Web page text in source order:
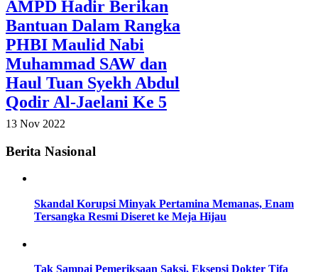
AMPD Hadir Berikan
Bantuan Dalam Rangka
PHBI Maulid Nabi
Muhammad SAW dan
Haul Tuan Syekh Abdul
Qodir Al-Jaelani Ke 5
13 Nov 2022
Berita Nasional
Skandal Korupsi Minyak Pertamina Memanas, Enam
Tersangka Resmi Diseret ke Meja Hijau
Tak Sampai Pemeriksaan Saksi, Eksepsi Dokter Tifa